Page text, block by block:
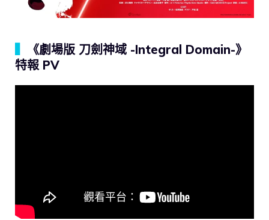
《劇場版 刀劍神域 -Integral Domain-》
特報 PV